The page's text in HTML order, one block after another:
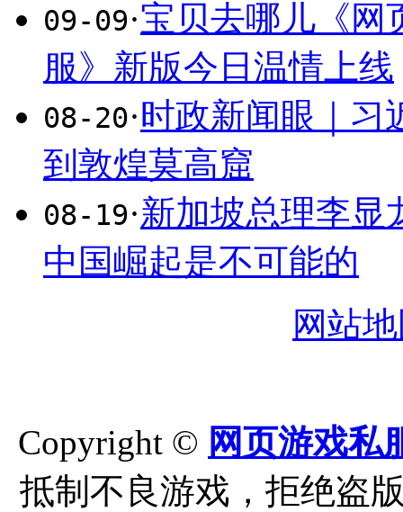
09-09·宝贝去哪儿《网
服》新版今日温情上线
08-20·时政新闻眼｜习
到敦煌莫高窟
08-19·新加坡总理李显
中国崛起是不可能的
网站
Copyright © 网页游戏私
抵制不良游戏，拒绝盗